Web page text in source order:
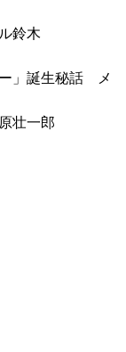
鈴木
」誕生秘話 メ
壮一郎